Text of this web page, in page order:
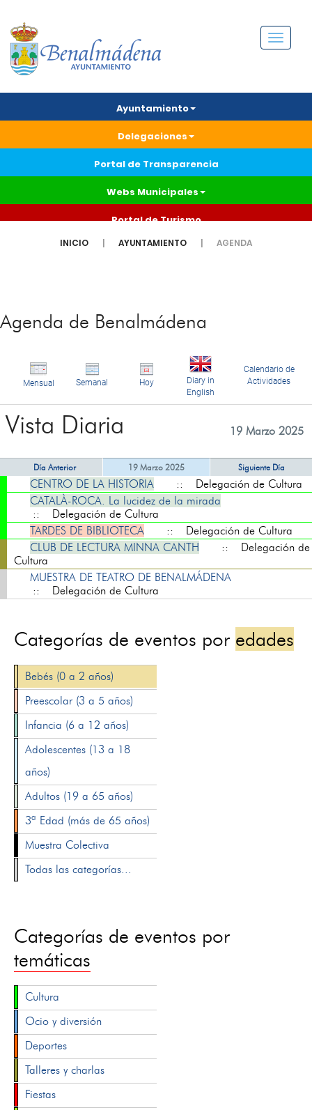
Menú
Ayuntamiento
Delegaciones
Portal de Transparencia
Webs Municipales
Portal de Turismo
INICIO AYUNTAMIENTO AGENDA
Agenda de Benalmádena
Mensual Semanal Hoy
Diary in
English
Calendario de
Actividades
Vista Diaria 19 Marzo 2025
Día Anterior 19 Marzo 2025 Siguiente Día
CENTRO DE LA HISTORIA
:: Delegación de Cultura
CATALÀ-ROCA. La lucidez de la mirada
:: Delegación de Cultura
TARDES DE BIBLIOTECA
:: Delegación de Cultura
CLUB DE LECTURA MINNA CANTH
:: Delegación de
Cultura
MUESTRA DE TEATRO DE BENALMÁDENA
:: Delegación de Cultura
Categorías de eventos por edades
Bebés (0 a 2 años)
Preescolar (3 a 5 años)
Infancia (6 a 12 años)
Adolescentes (13 a 18
años)
Adultos (19 a 65 años)
3ª Edad (más de 65 años)
Muestra Colectiva
Todas las categorías...
Categorías de eventos por
temáticas
Cultura
Ocio y diversión
Deportes
Talleres y charlas
Fiestas